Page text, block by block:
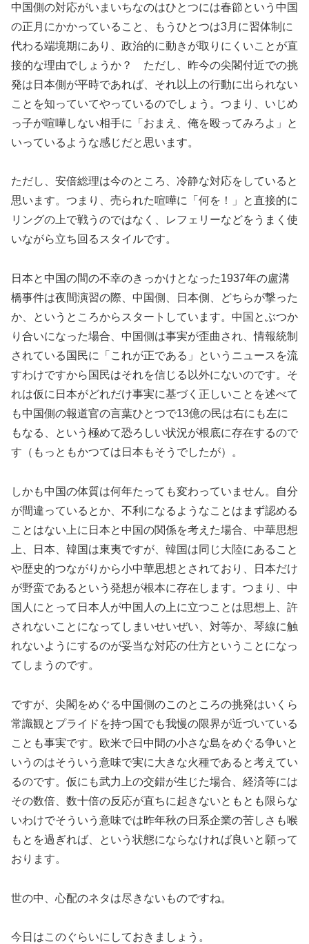
中国側の対応がいまいちなのはひとつには春節という中国
の正月にかかっていること、もうひとつは3月に習体制に
代わる端境期にあり、政治的に動きが取りにくいことが直
接的な理由でしょうか？ ただし、昨今の尖閣付近での挑
発は日本側が平時であれば、それ以上の行動に出られない
ことを知っていてやっているのでしょう。つまり、いじめ
っ子が喧嘩しない相手に「おまえ、俺を殴ってみろよ」と
いっているような感じだと思います。
ただし、安倍総理は今のところ、冷静な対応をしていると
思います。つまり、売られた喧嘩に「何を！」と直接的に
リングの上で戦うのではなく、レフェリーなどをうまく使
いながら立ち回るスタイルです。
日本と中国の間の不幸のきっかけとなった1937年の盧溝
橋事件は夜間演習の際、中国側、日本側、どちらが撃った
か、というところからスタートしています。中国とぶつか
り合いになった場合、中国側は事実が歪曲され、情報統制
されている国民に「これが正である」というニュースを流
すわけですから国民はそれを信じる以外にないのです。そ
れは仮に日本がどれだけ事実に基づく正しいことを述べて
も中国側の報道官の言葉ひとつで13億の民は右にも左に
もなる、という極めて恐ろしい状況が根底に存在するので
す（もっともかつては日本もそうでしたが）。
しかも中国の体質は何年たっても変わっていません。自分
が間違っているとか、不利になるようなことはまず認める
ことはない上に日本と中国の関係を考えた場合、中華思想
上、日本、韓国は東夷ですが、韓国は同じ大陸にあること
や歴史的つながりから小中華思想とされており、日本だけ
が野蛮であるという発想が根本に存在します。つまり、中
国人にとって日本人が中国人の上に立つことは思想上、許
されないことになってしまいせいぜい、対等か、琴線に触
れないようにするのが妥当な対応の仕方ということになっ
てしまうのです。
ですが、尖閣をめぐる中国側のこのところの挑発はいくら
常識観とプライドを持つ国でも我慢の限界が近づいている
ことも事実です。欧米で日中間の小さな島をめぐる争いと
いうのはそういう意味で実に大きな火種であると考えてい
るのです。仮にも武力上の交錯が生じた場合、経済等には
その数倍、数十倍の反応が直ちに起きないともとも限らな
いわけでそういう意味では昨年秋の日系企業の苦しさも喉
もとを過ぎれば、という状態にならなければ良いと願って
おります。
世の中、心配のネタは尽きないものですね。
今日はこのぐらいにしておきましょう。